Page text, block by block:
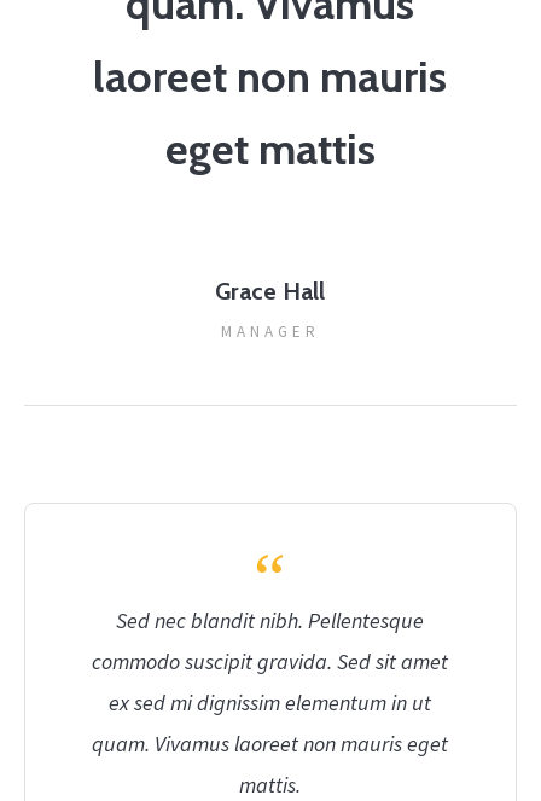
laoreet non mauris
eget mattis
Grace Hall
MANAGER
Sed nec blandit nibh. Pellentesque
commodo suscipit gravida. Sed sit amet
ex sed mi dignissim elementum in ut
quam. Vivamus laoreet non mauris eget
mattis.